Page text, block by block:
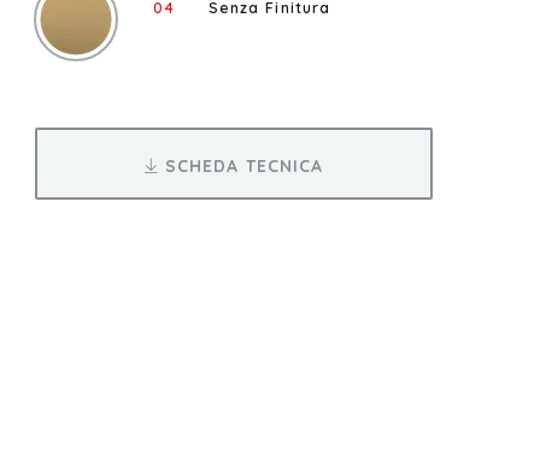
04 Senza Finitura
SCHEDA TECNICA